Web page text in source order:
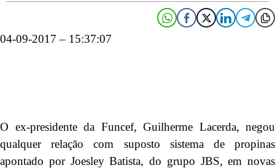
04-09-2017 – 15:37:07
O ex-presidente da Funcef, Guilherme Lacerda, negou
qualquer relação com suposto sistema de propinas
apontado por Joesley Batista, do grupo JBS, em novas